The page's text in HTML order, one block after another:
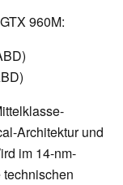
960M:
Architektur und
im 14-nm-